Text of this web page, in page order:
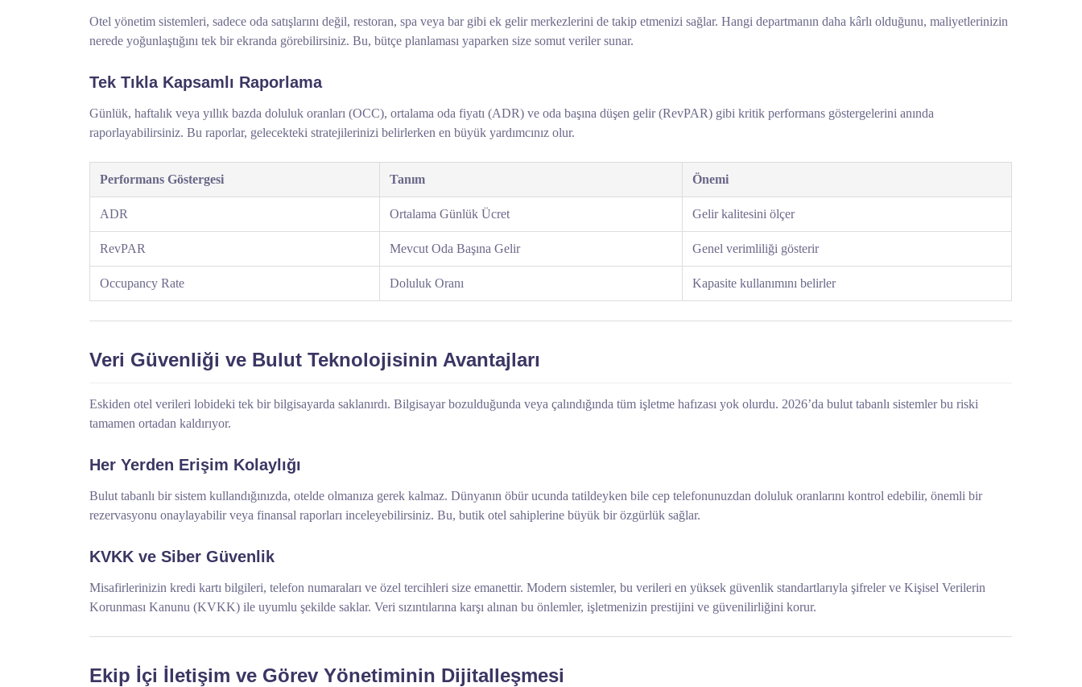
Otel yönetim sistemleri, sadece oda satışlarını değil, restoran, spa veya bar gibi ek gelir merkezlerini de takip etmenizi sağlar. Hangi departmanın daha kârlı olduğunu, maliyetlerinizin
nerede yoğunlaştığını tek bir ekranda görebilirsiniz. Bu, bütçe planlaması yaparken size somut veriler sunar.
Tek Tıkla Kapsamlı Raporlama
Günlük, haftalık veya yıllık bazda doluluk oranları (OCC), ortalama oda fiyatı (ADR) ve oda başına düşen gelir (RevPAR) gibi kritik performans göstergelerini anında
raporlayabilirsiniz. Bu raporlar, gelecekteki stratejilerinizi belirlerken en büyük yardımcınız olur.
Performans Göstergesi Tanım Önemi
ADR Ortalama Günlük Ücret Gelir kalitesini ölçer
RevPAR Mevcut Oda Başına Gelir Genel verimliliği gösterir
Occupancy Rate Doluluk Oranı Kapasite kullanımını belirler
Veri Güvenliği ve Bulut Teknolojisinin Avantajları
Eskiden otel verileri lobideki tek bir bilgisayarda saklanırdı. Bilgisayar bozulduğunda veya çalındığında tüm işletme hafızası yok olurdu. 2026’da bulut tabanlı sistemler bu riski
tamamen ortadan kaldırıyor.
Her Yerden Erişim Kolaylığı
Bulut tabanlı bir sistem kullandığınızda, otelde olmanıza gerek kalmaz. Dünyanın öbür ucunda tatildeyken bile cep telefonunuzdan doluluk oranlarını kontrol edebilir, önemli bir
rezervasyonu onaylayabilir veya finansal raporları inceleyebilirsiniz. Bu, butik otel sahiplerine büyük bir özgürlük sağlar.
KVKK ve Siber Güvenlik
Misafirlerinizin kredi kartı bilgileri, telefon numaraları ve özel tercihleri size emanettir. Modern sistemler, bu verileri en yüksek güvenlik standartlarıyla şifreler ve Kişisel Verilerin
Korunması Kanunu (KVKK) ile uyumlu şekilde saklar. Veri sızıntılarına karşı alınan bu önlemler, işletmenizin prestijini ve güvenilirliğini korur.
Ekip İçi İletişim ve Görev Yönetiminin Dijitalleşmesi